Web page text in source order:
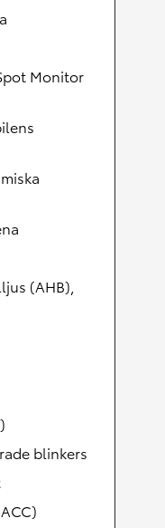
Monitor
(AHB),
blinkers